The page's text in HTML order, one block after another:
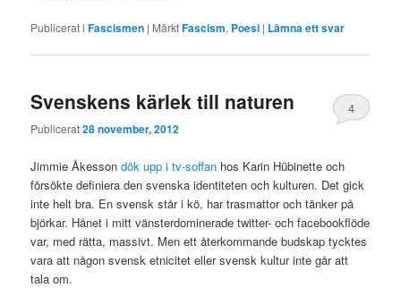
Publicerat i Fascismen | MärktFascism, Poesi | Lämna ett svar
Svenskens kärlek till naturen
Publicerat28 november, 2012
4
Jimmie Åkessondök upp i tv-soffan hos Karin Hübinette och
försökte definiera den svenska identiteten och kulturen. Det gick
inte helt bra. En svensk står i kö, har trasmattor och tänker på
björkar. Hånet i mitt vänsterdominerade twitter- och facebookflöde
var, med rätta, massivt. Men ett återkommande budskap tycktes
vara att någon svensk etnicitet eller svensk kultur inte går att
tala om.